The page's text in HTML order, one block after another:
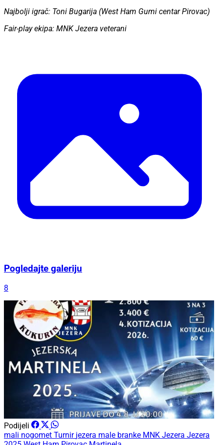
Najbolji igrač: Toni Bugarija (West Ham Gumi centar Pirovac)
Fair-play ekipa: MNK Jezera veterani
Pogledajte galeriju
8
Podijeli
mali nogomet Turnir jezera male branke MNK Jezera Jezera